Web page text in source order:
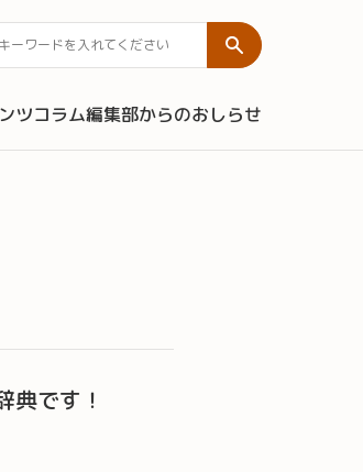
ツコラム編集部からのおしらせ
典です！